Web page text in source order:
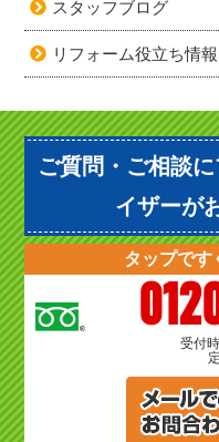
スタッフブログ
リフォーム役立ち情報
ご質問・ご相談
イザーが
タップです
受付